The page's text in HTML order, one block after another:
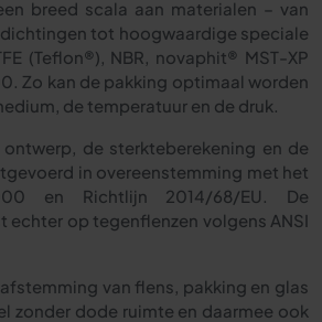
breed scala aan materialen – van
tot hoogwaardige speciale
(Teflon®), NBR, novaphit® MST-XP
Zo kan de pakking optimaal worden
de temperatuur en de druk.
de sterkteberekening en de
in overeenstemming met het
en Richtlijn 2014/68/EU. De
echter op tegenflenzen volgens ANSI
van flens, pakking en glas
zonder dode ruimte en daarmee ook